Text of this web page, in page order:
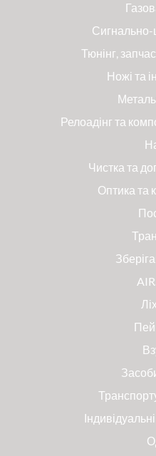
Тюнінг,
Ножі та
Релоадінг та
Чистка та
Оптика та